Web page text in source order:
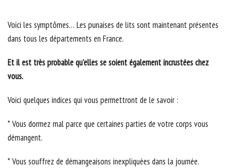
Voici les symptômes… Les punaises de lits sont maintenant présentes
dans tous les départements en France.
Et il est très probable qu’elles se soient également incrustées chez
vous.
Voici quelques indices qui vous permettront de le savoir :
* Vous dormez mal parce que certaines parties de votre corps vous
démangent.
* Vous souffrez de démangeaisons inexpliquées dans la journée.